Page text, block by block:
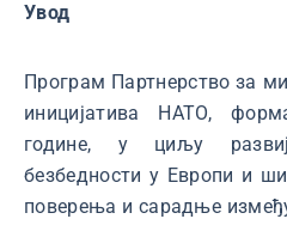
Увод
Програм Партнерство за
иницијатива НАТО,
године, у циљу
безбедности у Европи и
поверења и сарадње